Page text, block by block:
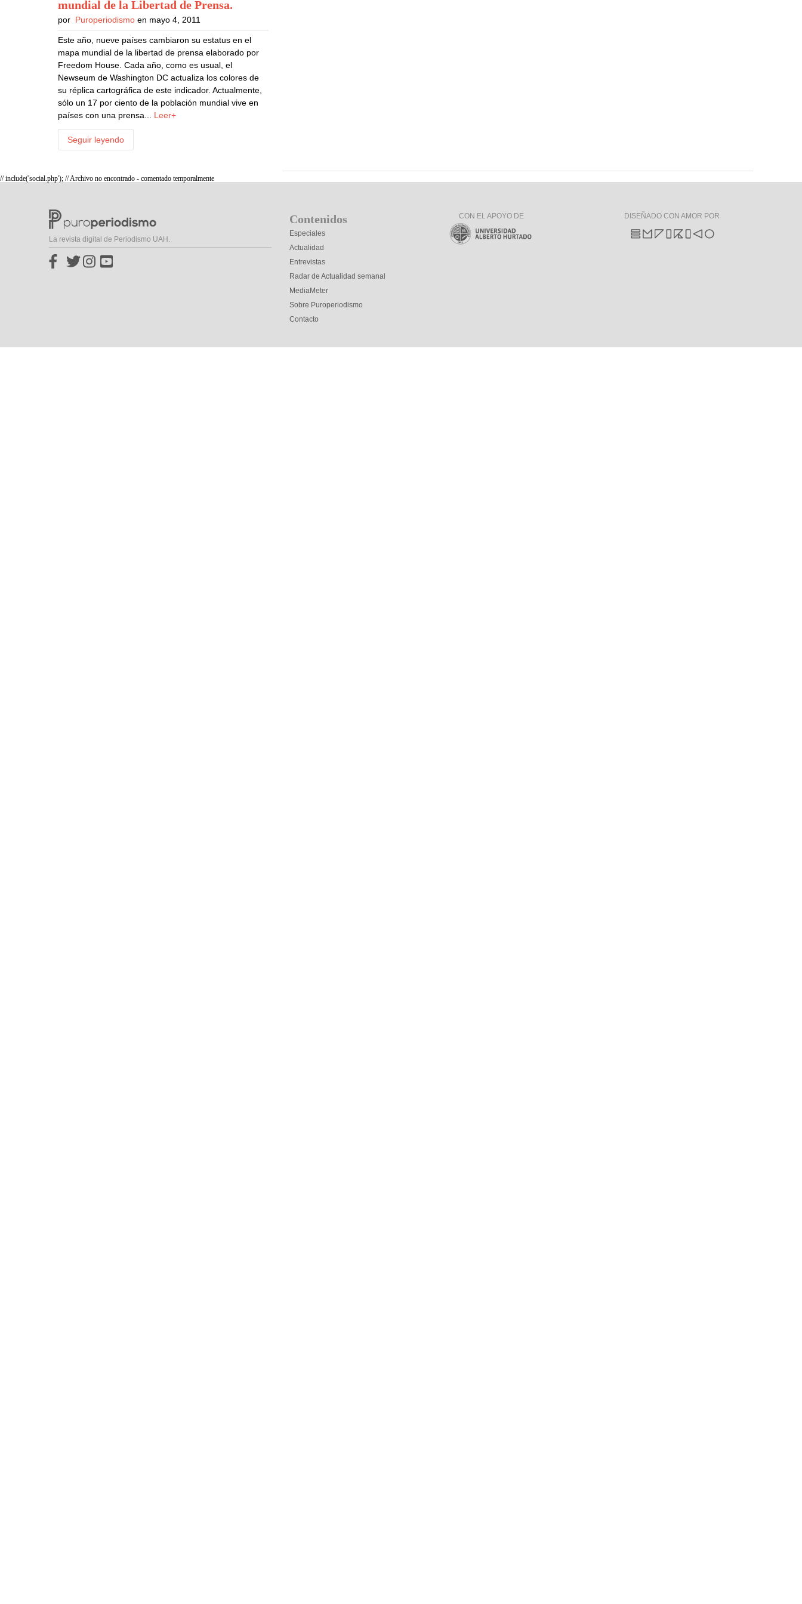
mundial de la Libertad de Prensa.
por Puroperiodismo en mayo 4, 2011
Este año, nueve países cambiaron su estatus en el
mapa mundial de la libertad de prensa elaborado por
Freedom House. Cada año, como es usual, el
Newseum de Washington DC actualiza los colores de
su réplica cartográfica de este indicador. Actualmente,
sólo un 17 por ciento de la población mundial vive en
países con una prensa... Leer+
Seguir leyendo
// include('social.php'); // Archivo no encontrado - comentado temporalmente
La revista digital de Periodismo UAH.
Contenidos
Especiales
Actualidad
Entrevistas
Radar de Actualidad semanal
MediaMeter
Sobre Puroperiodismo
Contacto
CON EL APOYO DE DISEÑADO CON AMOR POR